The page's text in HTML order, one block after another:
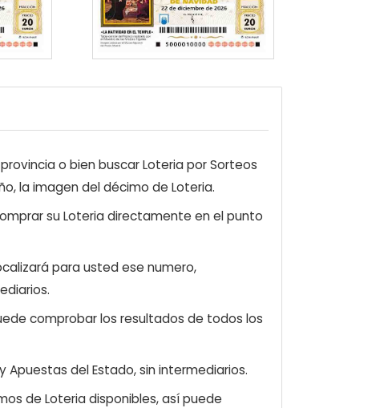
o bien buscar Loteria por Sorteos
la imagen del décimo de Loteria.
su Loteria directamente en el punto
para usted ese numero,
comprobar los resultados de todos los
del Estado, sin intermediarios.
de Loteria disponibles, así puede